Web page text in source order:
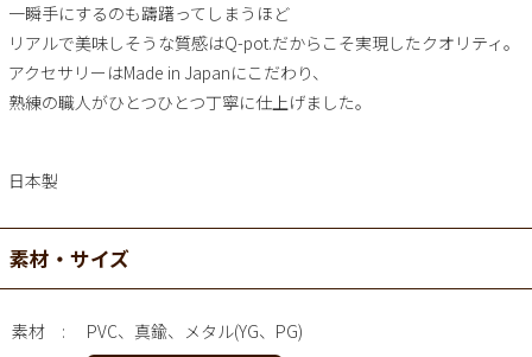
一瞬手にするのも躊躇ってしまうほど
リアルで美味しそうな質感はQ-pot.だからこそ実現したクオリティ。
アクセサリーはMade in Japanにこだわり、
熟練の職人がひとつひとつ丁寧に仕上げました。
日本製
素材・サイズ
素材
PVC、真鍮、メタル(YG、PG)